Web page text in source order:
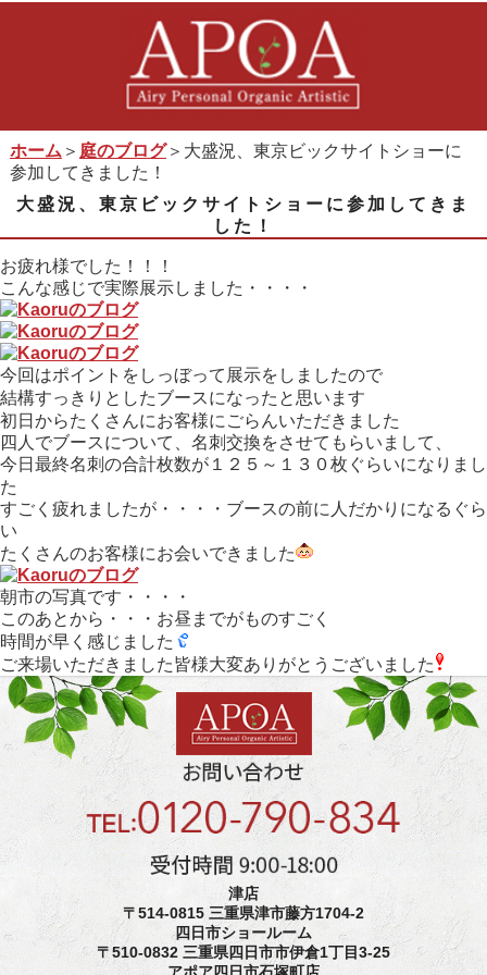
ホーム ＞ 庭のブログ＞大盛況、東京ビックサイトショーに
参加してきました！
大盛況、東京ビックサイトショーに参加してきま
した！
お疲れ様でした！！！
こんな感じで実際展示しました・・・・
今回はポイントをしっぼって展示をしましたので
結構すっきりとしたブースになったと思います
初日からたくさんにお客様にごらんいただきました
四人でブースについて、名刺交換をさせてもらいまして、
今日最終名刺の合計枚数が１２５～１３０枚ぐらいになりまし
た
すごく疲れましたが・・・・ブースの前に人だかりになるぐら
い
たくさんのお客様にお会いできました
朝市の写真です・・・・
このあとから・・・お昼までがものすごく
時間が早く感じました
ご来場いただきました皆様大変ありがとうございました
津店
〒514-0815 三重県津市藤方1704-2
四日市ショールーム
〒510-0832 三重県四日市市伊倉1丁目3-25